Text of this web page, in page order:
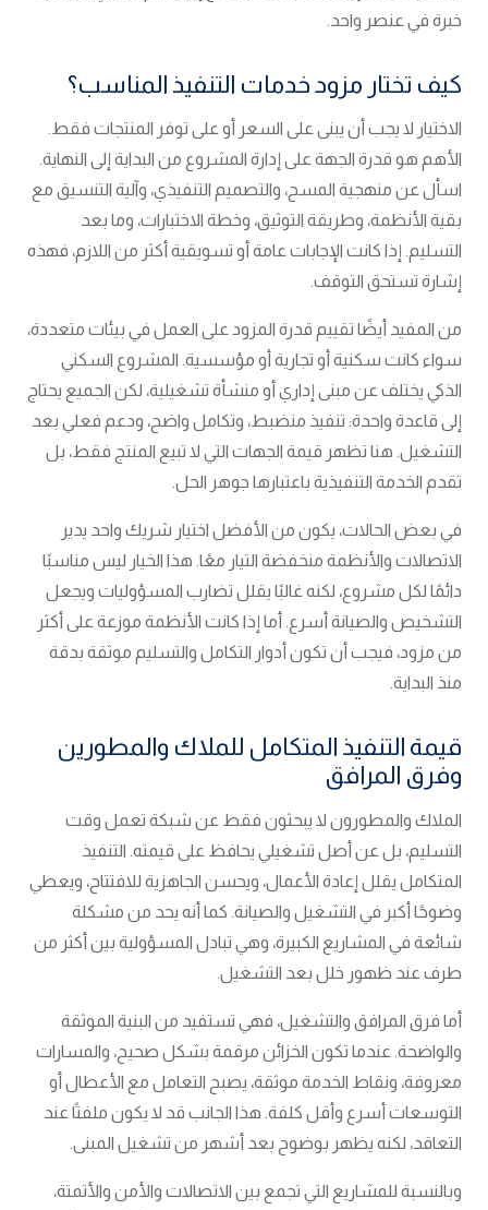
خبرة في عنصر واحد.
كيف تختار مزود خدمات التنفيذ المناسب؟
الاختيار لا يجب أن يبنى على السعر أو على توفر المنتجات فقط.
الأهم هو قدرة الجهة على إدارة المشروع من البداية إلى النهاية.
اسأل عن منهجية المسح، والتصميم التنفيذي، وآلية التنسيق مع
بقية الأنظمة، وطريقة التوثيق، وخطة الاختبارات، وما بعد
التسليم. إذا كانت الإجابات عامة أو تسويقية أكثر من اللازم، فهذه
إشارة تستحق التوقف.
من المفيد أيضًا تقييم قدرة المزود على العمل في بيئات متعددة،
سواء كانت سكنية أو تجارية أو مؤسسية. المشروع السكني
الذكي يختلف عن مبنى إداري أو منشأة تشغيلية، لكن الجميع يحتاج
إلى قاعدة واحدة: تنفيذ منضبط، وتكامل واضح، ودعم فعلي بعد
التشغيل. هنا تظهر قيمة الجهات التي لا تبيع المنتج فقط، بل
تقدم الخدمة التنفيذية باعتبارها جوهر الحل.
في بعض الحالات، يكون من الأفضل اختيار شريك واحد يدير
الاتصالات والأنظمة منخفضة التيار معًا. هذا الخيار ليس مناسبًا
دائمًا لكل مشروع، لكنه غالبًا يقلل تضارب المسؤوليات ويجعل
التشخيص والصيانة أسرع. أما إذا كانت الأنظمة موزعة على أكثر
من مزود، فيجب أن تكون أدوار التكامل والتسليم موثقة بدقة
منذ البداية.
قيمة التنفيذ المتكامل للملاك والمطورين
وفرق المرافق
الملاك والمطورون لا يبحثون فقط عن شبكة تعمل وقت
التسليم، بل عن أصل تشغيلي يحافظ على قيمته. التنفيذ
المتكامل يقلل إعادة الأعمال، ويحسن الجاهزية للافتتاح، ويعطي
وضوحًا أكبر في التشغيل والصيانة. كما أنه يحد من مشكلة
شائعة في المشاريع الكبيرة، وهي تبادل المسؤولية بين أكثر من
طرف عند ظهور خلل بعد التشغيل.
أما فرق المرافق والتشغيل، فهي تستفيد من البنية الموثقة
والواضحة. عندما تكون الخزائن مرقمة بشكل صحيح، والمسارات
معروفة، ونقاط الخدمة موثقة، يصبح التعامل مع الأعطال أو
التوسعات أسرع وأقل كلفة. هذا الجانب قد لا يكون ملفتًا عند
التعاقد، لكنه يظهر بوضوح بعد أشهر من تشغيل المبنى.
وبالنسبة للمشاريع التي تجمع بين الاتصالات والأمن والأتمتة،